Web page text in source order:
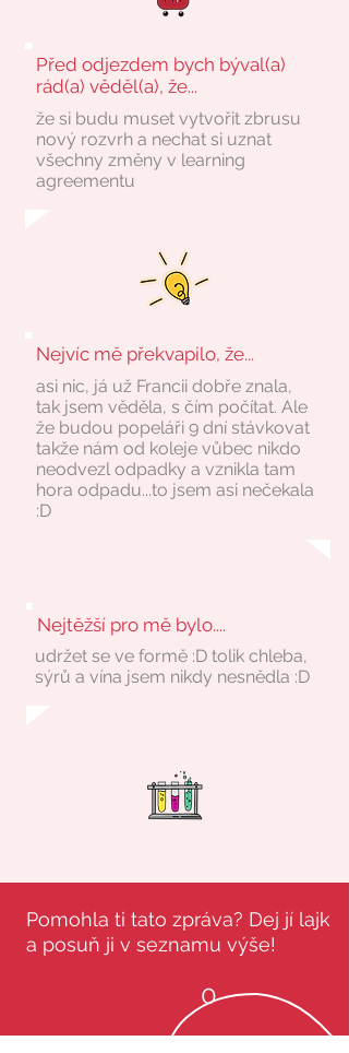
Před odjezdem bych býval(a)
rád(a) věděl(a), že...
že si budu muset vytvořit zbrusu
nový rozvrh a nechat si uznat
všechny změny v learning
agreementu
Nejvíc mě překvapilo, že...
asi nic, já už Francii dobře znala,
tak jsem věděla, s čím počítat. Ale
že budou popeláři 9 dní stávkovat
takže nám od koleje vůbec nikdo
neodvezl odpadky a vznikla tam
hora odpadu...to jsem asi nečekala
:D
Nejtěžší pro mě bylo....
udržet se ve formě :D tolik chleba,
sýrů a vína jsem nikdy nesnědla :D
Pomohla ti tato zpráva? Dej jí lajk
a posuň ji v seznamu výše!
0